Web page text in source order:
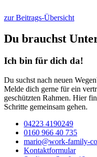
zur Beitrags-Übersicht
Du brauchst
Ich bin für dich da!
Du suchst nach neuen
Melde dich gerne für ein
geschützten Rahmen. Hier
Schritte gemeinsam gehen.
04223 4190249
0160 966 40 735
mario@work-family-
Kontaktformular